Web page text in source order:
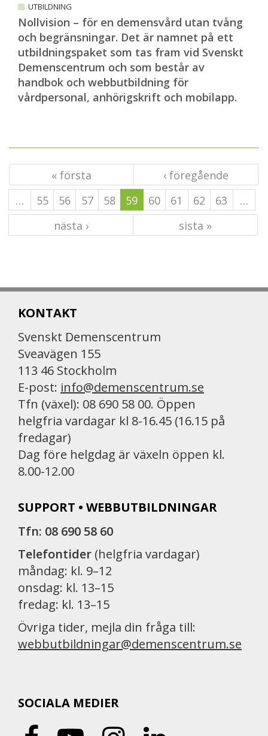
UTBILDNING
Nollvision – för en demensvård utan tvång
och begränsningar. Det är namnet på ett
utbildningspaket som tas fram vid Svenskt
Demenscentrum och som består av
handbok och webbutbildning för
vårdpersonal, anhörigskrift och mobilapp.
« första
‹ föregående
…
55 56 57 58 59 60 61 62 63
…
nästa ›
sista »
KONTAKT
Svenskt Demenscentrum
Sveavägen 155
113 46 Stockholm
E-post: info@demenscentrum.se
Tfn (växel): 08 690 58 00. Öppen
helgfria vardagar kl 8-16.45 (16.15 på
fredagar)
Dag före helgdag är växeln öppen kl.
8.00-12.00
SUPPORT • WEBBUTBILDNINGAR
Tfn: 08 690 58 60
Telefontider (helgfria vardagar)
måndag: kl. 9–12
onsdag: kl. 13–15
fredag: kl. 13–15
Övriga tider, mejla din fråga till:
webbutbildningar@demenscentrum.se
SOCIALA MEDIER